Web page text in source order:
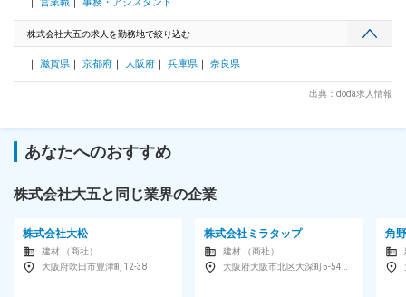
はなく人物面も含めた評価制度で、メンバーの努力を昇給、昇
格、賞与に反映しています。 ■組織構成： ・人数：約50名
（20代～30代が活躍中） ※メンバー同士の相談が頻繁に行わ
問しよう」といった形でサポートしてくれる先輩社員も多く所
属しています。 ＼西日本＆関西エリアNo.1の実績！住宅建材
のパートナー！／ ・同社は、パナソニックの代理店コンテス
トップで行えることも同社ならでは。 ・パナソニック製品と
株式会社大五の求人を勤務地で絞り込む
滋賀県 京都府 大阪府 兵庫県 奈良県
出典：doda求人情報
あなたへのおすすめ
株式会社大五と同じ業界の企業
株式会社大松
建材 （商社）
大阪府吹田市豊津町12-38
株式会社ミラタップ
建材 （商社）
角